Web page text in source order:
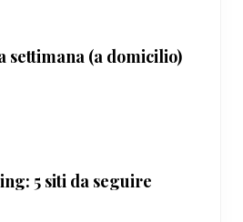
settimana (a domicilio)
5 siti da seguire